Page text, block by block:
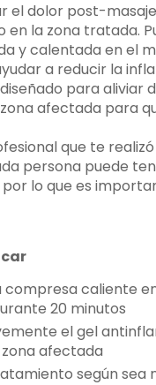
el dolor post-
la zona tratada.
y calentada en el
a reducir la
para aliviar
afectada para
que te
persona puede
por lo que es
compresa caliente
20 minutos
el gel
afectada
según sea